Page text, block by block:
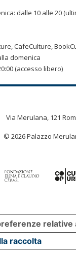
dalle 10 alle 20
CafeCulture,
domenica
(accesso libero)
Via Merulana, 121
© 2026 Palazzo
raccolta
relative